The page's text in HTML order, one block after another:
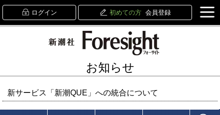
ログイン 初めての方 会員登録
お知らせ
新サービス「新潮QUE」への統合について